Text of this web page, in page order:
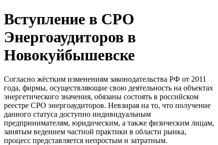
Вступление в СРО
Энергоаудиторов в
Новокуйбышевске
Согласно жёстким изменениям законодательства РФ от 2011
года, фирмы, осуществляющие свою деятельность на объектах
энергетического значения, обязаны состоять в российском
реестре СРО энергоаудиторов. Невзирая на то, что получение
данного статуса доступно индивидуальным
предпринимателям, юридическим, а также физическим лицам,
занятым ведением частной практики в области рынка,
процесс представляется непростым и затратным.